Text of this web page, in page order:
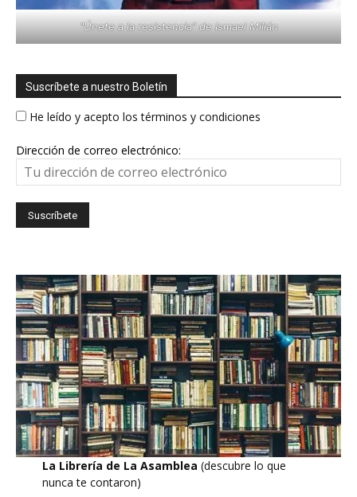
"Únete a la resistencia" de Ismael Millán
Suscríbete a nuestro Boletín
He leído y acepto los términos y condiciones
Dirección de correo electrónico:
La Librería de La Asamblea (descubre lo que
nunca te contaron)